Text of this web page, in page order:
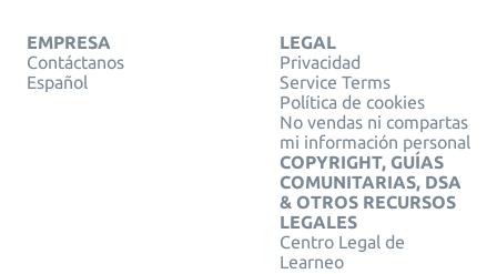
EMPRESA
Contáctanos
Español
LEGAL
Privacidad
Service Terms
Política de cookies
No vendas ni compartas
mi información personal
COPYRIGHT, GUÍAS
COMUNITARIAS, DSA
& OTROS RECURSOS
LEGALES
Centro Legal de
Learneo